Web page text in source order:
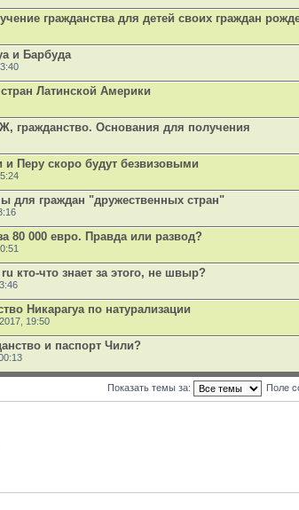
гражданства для детей своих граждан
и Барбуда
Латинской Америки
гражданство. Основания для получения
и Перу скоро будут безвизовыми
для граждан "дружественных стран"
80 000 евро. Правда или развод?
кто-что знает за этого, не швыр?
Никарагуа по натурализации
19:50
и паспорт Чили?
Показать темы за: Поле